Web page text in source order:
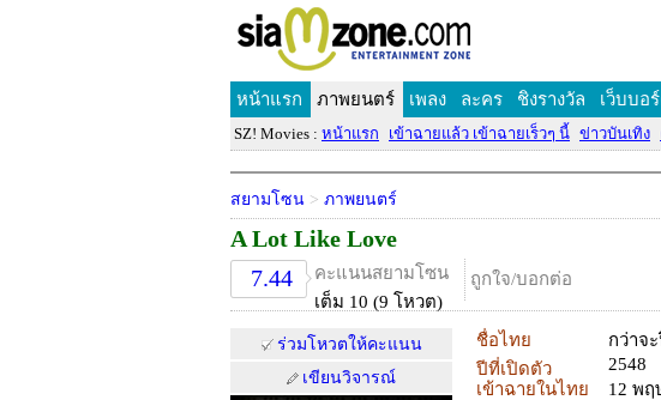
หน้าแรก ภาพยนตร์ เพลง ละคร ชิงรางวัล เว็บบอ
SZ! Movies : หน้าแรก เข้าฉายแล้ว เข้าฉายเร็วๆ นี้ ข่าวบันเทิง
สยามโซน > ภาพยนตร์
A Lot Like Love
7.44
คะแนนสยามโซน
เต็ม 10 (9 โหวต)
ถูกใจ/บอกต่อ
ร่วมโหวตให้คะแนน
เขียนวิจารณ์
ชื่อไทย
กว่าจ
ปีที่เปิดตัว
2548
เข้าฉายในไทย
12 พฤ